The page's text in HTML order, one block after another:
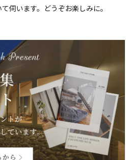
伺います。どうぞお楽しみに。